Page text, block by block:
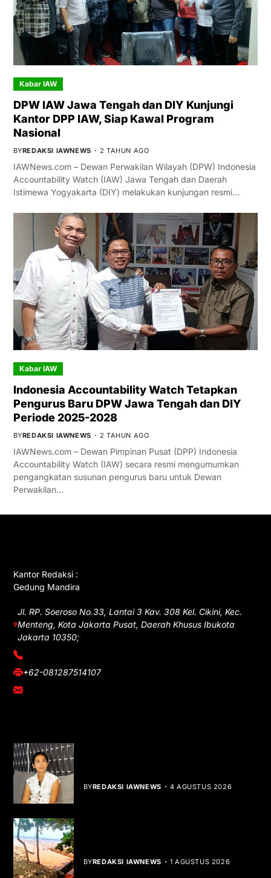
Kabar IAW
DPW IAW Jawa Tengah dan DIY Kunjungi
Kantor DPP IAW, Siap Kawal Program
Nasional
BYREDAKSI IAWNEWS 2 TAHUN AGO
IAWNews.com – Dewan Perwakilan Wilayah (DPW) Indonesia
Accountability Watch (IAW) Jawa Tengah dan Daerah
Istimewa Yogyakarta (DIY) melakukan kunjungan resmi…
Kabar IAW
Indonesia Accountability Watch Tetapkan
Pengurus Baru DPW Jawa Tengah dan DIY
Periode 2025-2028
BYREDAKSI IAWNEWS 2 TAHUN AGO
IAWNews.com – Dewan Pimpinan Pusat (DPP) Indonesia
Accountability Watch (IAW) secara resmi mengumumkan
pengangkatan susunan pengurus baru untuk Dewan
Perwakilan…
Kantor Redaksi :
Gedung Mandira
Jl. RP. Soeroso No.33, Lantai 3 Kav. 308 Kel. Cikini, Kec.
Menteng, Kota Jakarta Pusat, Daerah Khusus Ibukota
Jakarta 10350;
(021) 3908026
+62-081287514107
adm@iawnews.com
BYREDAKSI IAWNEWS 4 AGUSTUS 2026
BYREDAKSI IAWNEWS 1 AGUSTUS 2026